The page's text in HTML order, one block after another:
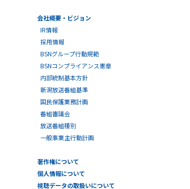
会社概要・ビジョン
IR情報
採用情報
BSNグループ行動規範
BSNコンプライアンス憲章
内部統制基本方針
新潟放送番組基準
国民保護業務計画
番組審議会
放送番組種別
一般事業主行動計画
著作権について
個人情報について
視聴データの取扱いについて